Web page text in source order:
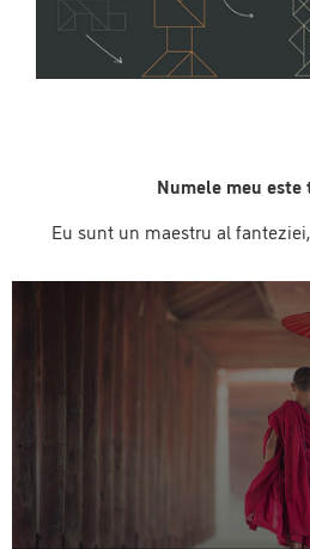
Numele meu este
Eu sunt un maestru al